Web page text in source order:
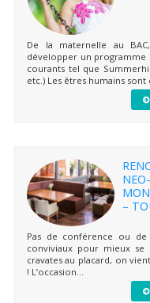
De la maternelle au
développer un
courants tel que
etc.) Les êtres humains sont
–
Pas de conférence ou
conviviaux pour mieux se
cravates au placard, on
! L’occasion...